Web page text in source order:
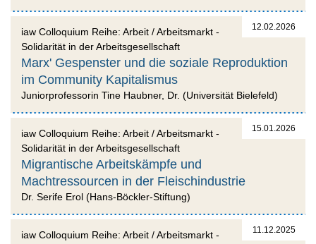
12.02.2026
iaw Colloquium Reihe: Arbeit / Arbeitsmarkt -
Solidarität in der Arbeitsgesellschaft
Marx' Gespenster und die soziale Reproduktion
im Community Kapitalismus
Juniorprofessorin Tine Haubner, Dr. (Universität Bielefeld)
15.01.2026
iaw Colloquium Reihe: Arbeit / Arbeitsmarkt -
Solidarität in der Arbeitsgesellschaft
Migrantische Arbeitskämpfe und
Machtressourcen in der Fleischindustrie
Dr. Serife Erol (Hans-Böckler-Stiftung)
11.12.2025
iaw Colloquium Reihe: Arbeit / Arbeitsmarkt -